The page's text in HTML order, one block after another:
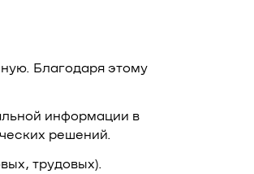
Благодаря этому
информации в
решений.
трудовых).